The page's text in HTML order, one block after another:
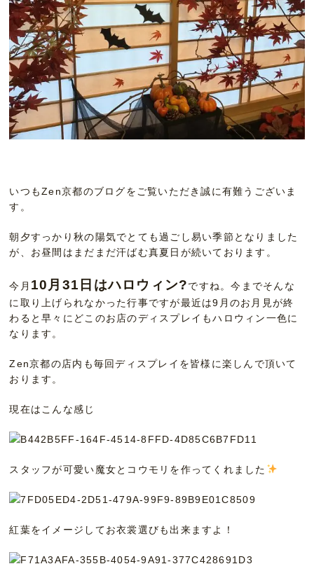
いつもZen京都のブログをご覧いただき誠に有難うございま
す。
朝夕すっかり秋の陽気でとても過ごし易い季節となりました
が、お昼間はまだまだ汗ばむ真夏日が続いております。
今月 10月31日はハロウィン?ですね。今までそんな
に取り上げられなかった行事ですが最近は9月のお月見が終
わると早々にどこのお店のディスプレイもハロウィン一色に
なります。
Zen京都の店内も毎回ディスプレイを皆様に楽しんで頂いて
おります。
現在はこんな感じ
スタッフが可愛い魔女とコウモリを作ってくれました
紅葉をイメージしてお衣裳選びも出来ますよ！